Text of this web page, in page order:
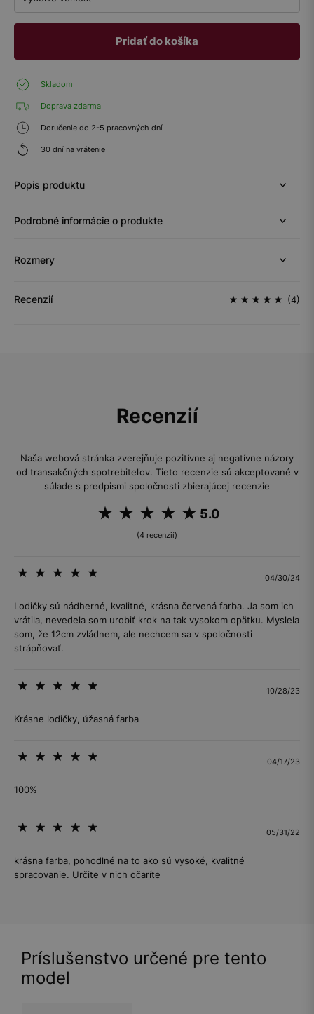
Pridať do košíka
Skladom
Doprava zdarma
Doručenie do 2-5 pracovných dní
30 dní na vrátenie
Popis produktu
Podrobné informácie o produkte
Rozmery
Recenzií (4)
Recenzií
Naša webová stránka zverejňuje pozitívne aj negatívne názory
od transakčných spotrebiteľov. Tieto recenzie sú akceptované v
súlade s predpismi spoločnosti zbierajúcej recenzie
5.0
(4 recenzií)
04/30/24
Lodičky sú nádherné, kvalitné, krásna červená farba. Ja som ich
vrátila, nevedela som urobiť krok na tak vysokom opätku. Myslela
som, že 12cm zvládnem, ale nechcem sa v spoločnosti
strápňovať.
10/28/23
Krásne lodičky, úžasná farba
04/17/23
100%
05/31/22
krásna farba, pohodlné na to ako sú vysoké, kvalitné
spracovanie. Určite v nich očaríte
Príslušenstvo určené pre tento
model